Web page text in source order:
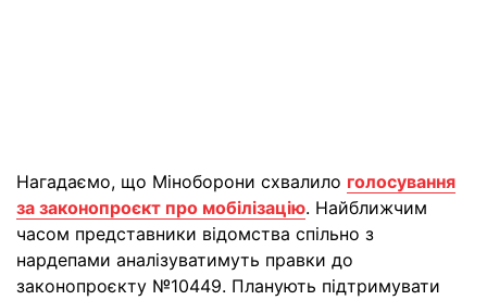
Нагадаємо, що Міноборони схвалило голосування
за законопроєкт про мобілізацію. Найближчим
часом представники відомства спільно з
нардепами аналізуватимуть правки до
законопроєкту №10449. Планують підтримувати